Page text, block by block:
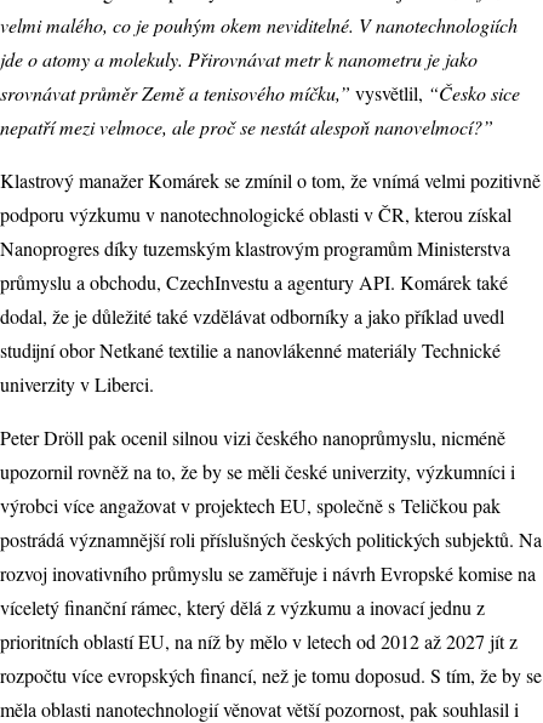
velmi malého, co je pouhým okem neviditelné. V nanotechnologiích
jde o atomy a molekuly. Přirovnávat metr k nanometru je jako
srovnávat průměr Země a tenisového míčku,” vysvětlil, “Česko sice
nepatří mezi velmoce, ale proč se nestát alespoň nanovelmocí?”
Klastrový manažer Komárek se zmínil o tom, že vnímá velmi pozitivně
podporu výzkumu v nanotechnologické oblasti v ČR, kterou získal
Nanoprogres díky tuzemským klastrovým programům Ministerstva
průmyslu a obchodu, CzechInvestu a agentury API. Komárek také
dodal, že je důležité také vzdělávat odborníky a jako příklad uvedl
studijní obor Netkané textilie a nanovlákenné materiály Technické
univerzity v Liberci.
Peter Dröll pak ocenil silnou vizi českého nanoprůmyslu, nicméně
upozornil rovněž na to, že by se měli české univerzity, výzkumníci i
výrobci více angažovat v projektech EU, společně s Teličkou pak
postrádá významnější roli příslušných českých politických subjektů. Na
rozvoj inovativního průmyslu se zaměřuje i návrh Evropské komise na
víceletý finanční rámec, který dělá z výzkumu a inovací jednu z
prioritních oblastí EU, na níž by mělo v letech od 2012 až 2027 jít z
rozpočtu více evropských financí, než je tomu doposud. S tím, že by se
měla oblasti nanotechnologií věnovat větší pozornost, pak souhlasil i